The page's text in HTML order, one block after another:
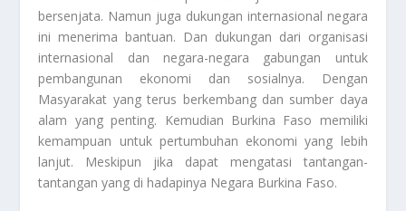
bersenjata. Namun juga dukungan internasional negara
ini menerima bantuan. Dan dukungan dari organisasi
internasional dan negara-negara gabungan untuk
pembangunan ekonomi dan sosialnya. Dengan
Masyarakat yang terus berkembang dan sumber daya
alam yang penting. Kemudian Burkina Faso memiliki
kemampuan untuk pertumbuhan ekonomi yang lebih
lanjut. Meskipun jika dapat mengatasi tantangan-
tantangan yang di hadapinya Negara Burkina Faso.